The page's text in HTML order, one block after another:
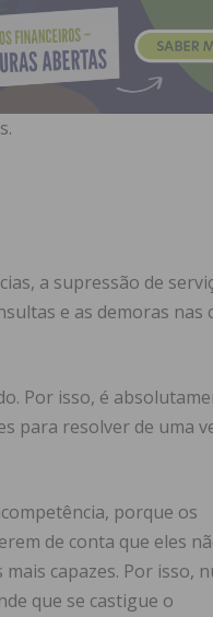
a supressão de
e as demoras nas
Por isso, é
para resolver de uma
porque os
de conta que eles
capazes. Por isso,
que se castigue o